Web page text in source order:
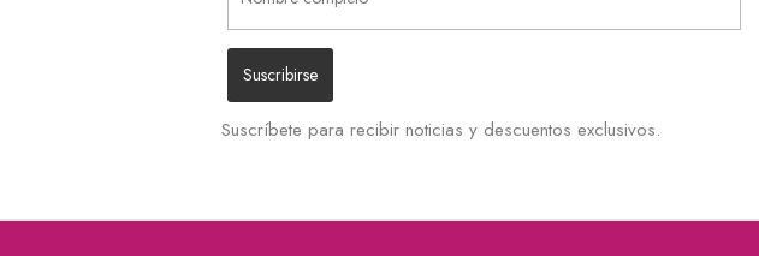
Suscríbete para recibir noticias y descuentos exclusivos.